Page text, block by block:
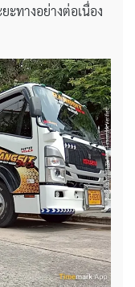
ทางอย่างต่อเนื่อง